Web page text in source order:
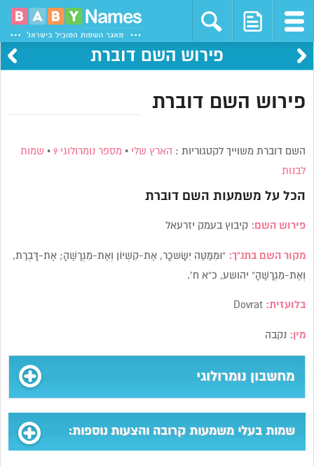
פירוש השם דוברת
פירוש השם דוברת
השם דוברת משוייך לקטגוריות : הארץ שלי • מספר נומרולוגי 9 • שמות
לבנות
הכל על משמעות השםדוברת
פירוש השם:קיבוץ בעמק יזרעאל
מקור השם בתנ”ך:“וּמִמַּטֵּה יִשָּׂשכָר, אֶת-קִשְׁיוֹן וְאֶת-מִגְרָשֶׁהָ; אֶת-דָּבְרַת,
וְאֶת-מִגְרָשֶׁהָ” יהושע, כ”א ח’.
בלועזית: Dovrat
מין: נקבה
מחשבון נומרולוגי
שמות בעלי משמעות קרובה והצעות נוספות: